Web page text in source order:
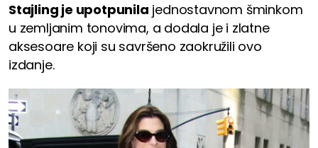
Stajling je upotpunila jednostavnom šminkom
u zemljanim tonovima, a dodala je i zlatne
aksesoare koji su savršeno zaokružili ovo
izdanje.